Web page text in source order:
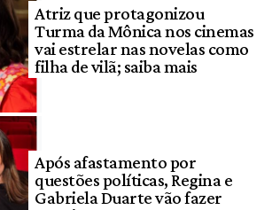
Atriz que protagonizou
Turma da Mônica nos cinemas
vai estrelar nas novelas como
filha de vilã; saiba mais
Após afastamento por
questões políticas, Regina e
Gabriela Duarte vão fazer